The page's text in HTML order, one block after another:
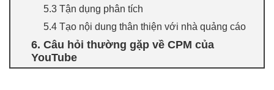
5.3 Tận dụng phân tích
5.4 Tạo nội dung thân thiện với nhà quảng cáo
6. Câu hỏi thường gặp về CPM của
YouTube